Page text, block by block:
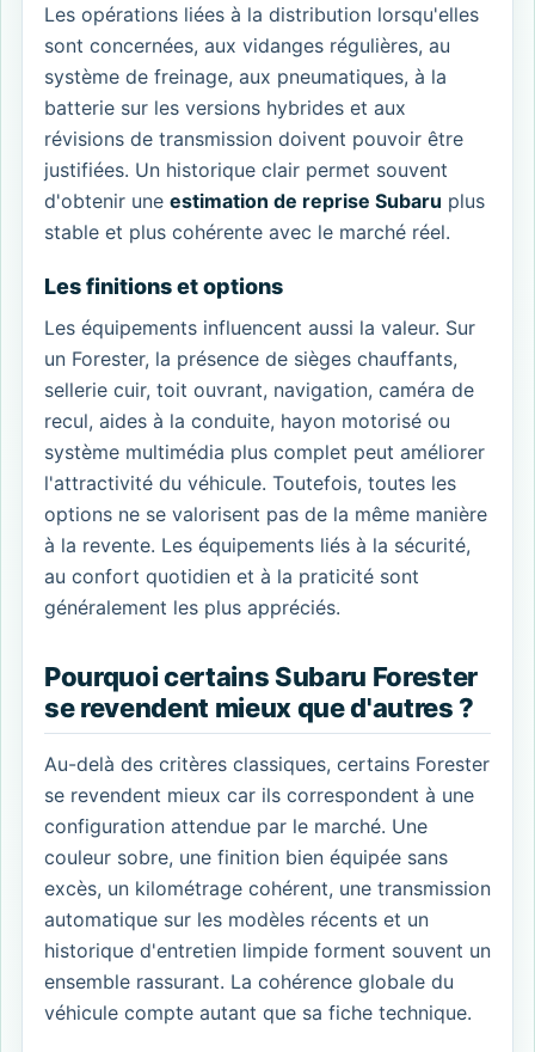
Les opérations liées à la distribution lorsqu'elles
sont concernées, aux vidanges régulières, au
système de freinage, aux pneumatiques, à la
batterie sur les versions hybrides et aux
révisions de transmission doivent pouvoir être
justifiées. Un historique clair permet souvent
d'obtenir une estimation de reprise Subaru plus
stable et plus cohérente avec le marché réel.
Les finitions et options
Les équipements influencent aussi la valeur. Sur
un Forester, la présence de sièges chauffants,
sellerie cuir, toit ouvrant, navigation, caméra de
recul, aides à la conduite, hayon motorisé ou
système multimédia plus complet peut améliorer
l'attractivité du véhicule. Toutefois, toutes les
options ne se valorisent pas de la même manière
à la revente. Les équipements liés à la sécurité,
au confort quotidien et à la praticité sont
généralement les plus appréciés.
Pourquoi certains Subaru Forester
se revendent mieux que d'autres ?
Au-delà des critères classiques, certains Forester
se revendent mieux car ils correspondent à une
configuration attendue par le marché. Une
couleur sobre, une finition bien équipée sans
excès, un kilométrage cohérent, une transmission
automatique sur les modèles récents et un
historique d'entretien limpide forment souvent un
ensemble rassurant. La cohérence globale du
véhicule compte autant que sa fiche technique.